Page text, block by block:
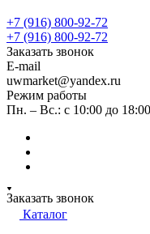
+7 (916) 800-92-72
+7 (916) 800-92-72
Заказать звонок
E-mail
uwmarket@yandex.ru
Режим работы
Пн. – Вс.: с 10:00 до 18:00
Заказать звонок
Каталог